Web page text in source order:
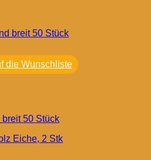
die Wunschliste
50 Stück